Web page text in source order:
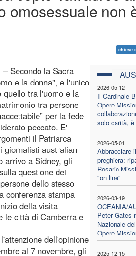
omosessuale non
chiese
2026-05-12
Il Cardinale
Opere
solo carità, è
2026-05-01
Abbracciare
preghiera:
Rosario
"on line"
2026-03-19
OCEANIA/
Peter Gates
Nazionale
Opere
2025-12-15
Secondo la Sacra
e la donna", e l'unico
quello tra l'uomo e la
tra persone
per la fede
peccato. E'
il Patriarca
giornalisti australiani
arrivo a Sidney, gli
questione dei
dello stesso
conferenza stampa
della visita
le città di Camberra e
dell'opinione
al 7 novembre, gli